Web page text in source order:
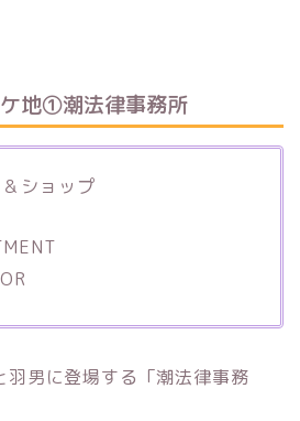
ケ地①潮法律事務所
ショップ
羽男に登場する「潮法律事務